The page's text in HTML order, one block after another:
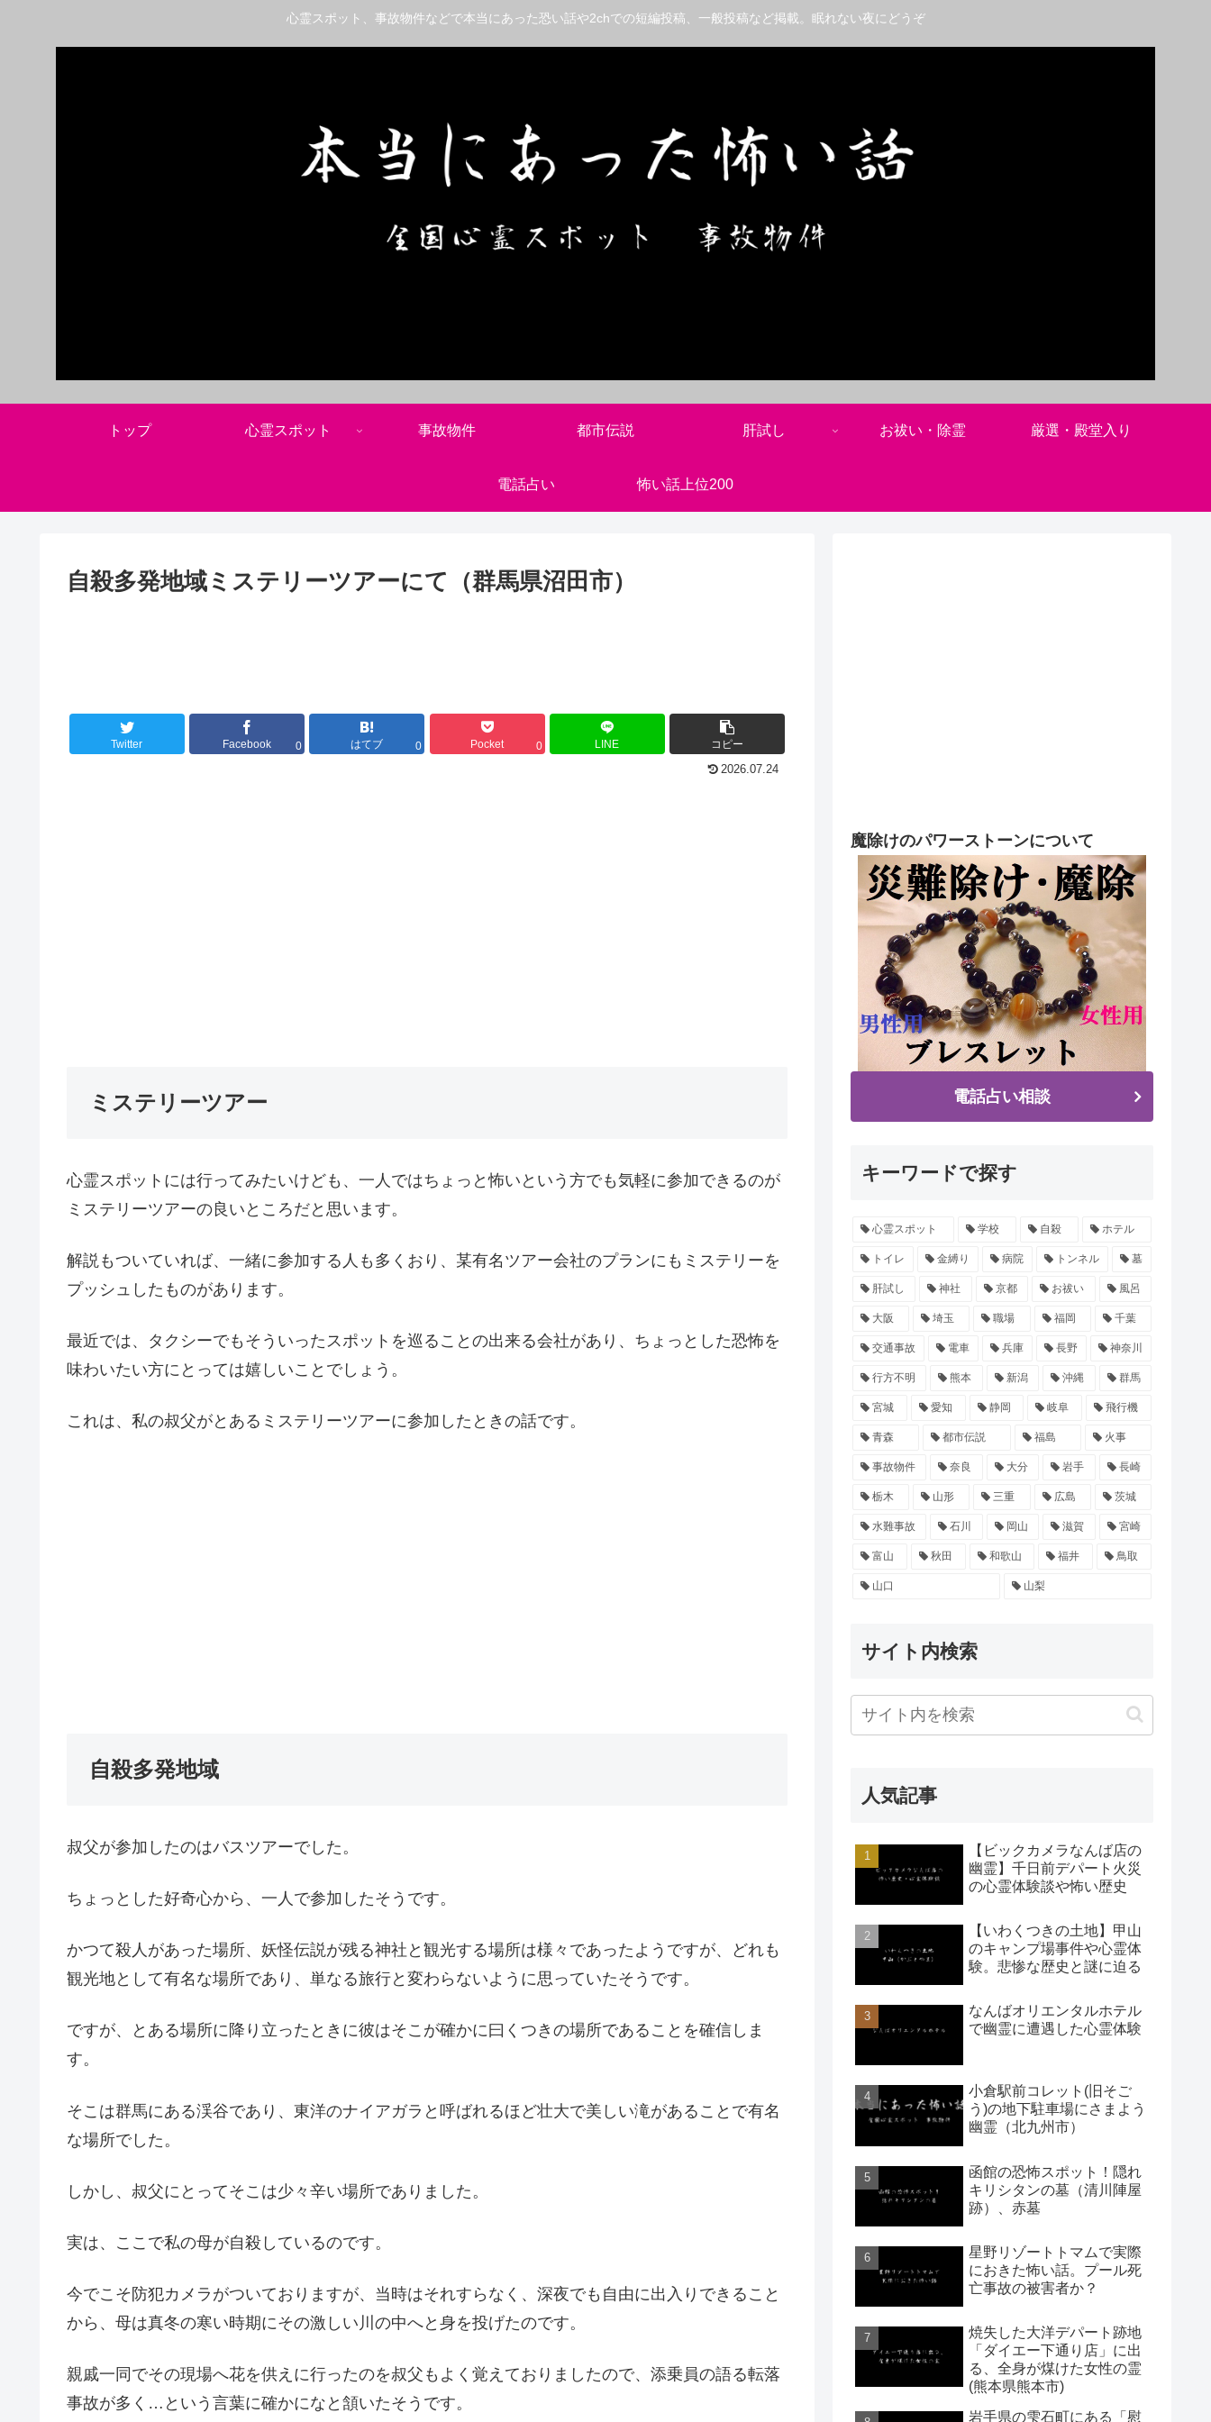
心霊スポット、事故物件などで本当にあった恐い話や2chでの短編投稿、一般投稿など掲載。眠れない夜にどうぞ
トップ 心霊スポット 事故物件 都市伝説 肝試し お祓い・除霊 厳選・殿堂入り
電話占い 怖い話上位200
自殺多発地域ミステリーツアーにて（群馬県沼田市）
Twitter Facebook 0 はてブ 0 Pocket 0 LINE コピー
2026.07.24
ミステリーツアー
心霊スポットには行ってみたいけども、一人ではちょっと怖いという方でも気軽に参加できるのが
ミステリーツアーの良いところだと思います。
解説もついていれば、一緒に参加する人も多くおり、某有名ツアー会社のプランにもミステリーを
プッシュしたものがあります。
最近では、タクシーでもそういったスポットを巡ることの出来る会社があり、ちょっとした恐怖を
味わいたい方にとっては嬉しいことでしょう。
これは、私の叔父がとあるミステリーツアーに参加したときの話です。
自殺多発地域
叔父が参加したのはバスツアーでした。
ちょっとした好奇心から、一人で参加したそうです。
かつて殺人があった場所、妖怪伝説が残る神社と観光する場所は様々であったようですが、どれも
観光地として有名な場所であり、単なる旅行と変わらないように思っていたそうです。
ですが、とある場所に降り立ったときに彼はそこが確かに曰くつきの場所であることを確信しま
す。
そこは群馬にある渓谷であり、東洋のナイアガラと呼ばれるほど壮大で美しい滝があることで有名
な場所でした。
しかし、叔父にとってそこは少々辛い場所でありました。
実は、ここで私の母が自殺しているのです。
今でこそ防犯カメラがついておりますが、当時はそれすらなく、深夜でも自由に出入りできること
から、母は真冬の寒い時期にその激しい川の中へと身を投げたのです。
親戚一同でその現場へ花を供えに行ったのを叔父もよく覚えておりましたので、添乗員の語る転落
事故が多く…という言葉に確かになと頷いたそうです。
魔除けのパワーストーンについて
電話占い相談
キーワードで探す
心霊スポット 学校 自殺 ホテル
トイレ 金縛り 病院 トンネル 墓
肝試し 神社 京都 お祓い 風呂
大阪 埼玉 職場 福岡 千葉
交通事故 電車 兵庫 長野 神奈川
行方不明 熊本 新潟 沖縄 群馬
宮城 愛知 静岡 岐阜 飛行機
青森 都市伝説 福島 火事
事故物件 奈良 大分 岩手 長崎
栃木 山形 三重 広島 茨城
水難事故 石川 岡山 滋賀 宮崎
富山 秋田 和歌山 福井 鳥取
山口 山梨
サイト内検索
人気記事
【ビックカメラなんば店の
幽霊】千日前デパート火災
の心霊体験談や怖い歴史
【いわくつきの土地】甲山
のキャンプ場事件や心霊体
験。悲惨な歴史と謎に迫る
なんばオリエンタルホテル
で幽霊に遭遇した心霊体験
小倉駅前コレット(旧そご
う)の地下駐車場にさまよう
幽霊（北九州市）
函館の恐怖スポット！隠れ
キリシタンの墓（清川陣屋
跡）、赤墓
星野リゾートトマムで実際
におきた怖い話。プール死
亡事故の被害者か？
焼失した大洋デパート跡地
「ダイエー下通り店」に出
る、全身が煤けた女性の霊
(熊本県熊本市)
岩手県の雫石町にある「慰